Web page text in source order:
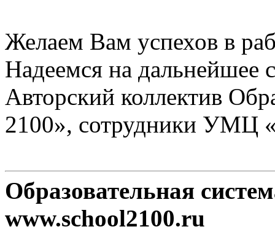
Желаем Вам успехов в
Надеемся на дальнейшее
Авторский коллектив
2100», сотрудники УМЦ
Образовательная
www.school2100.ru